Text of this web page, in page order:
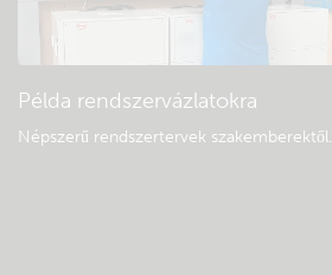
Példa rendszervázlatokra
Népszerű rendszertervek szakemberektől.